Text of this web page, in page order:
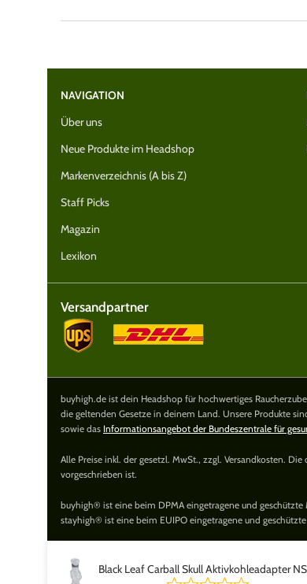
NAVIGATION
Über uns
Neue Produkte im Headshop
Markenverzeichnis (A bis Z)
Staff Picks
Magazin
Lexikon
Versandpartner
buyhigh.de ist dein Headshop für hochwertiges
die geltenden Gesetze in deinem Land. Unsere Produkte
sowie das Informationsangebot der Bundeszentrale für
Alle Preise inkl. der gesetzl. MwSt., zzgl. Versandkosten.
vorgeschrieben ist.
buyhigh® ist eine beim DPMA eingetragene und geschützte
stayhigh® ist eine beim EUIPO eingetragene und geschützte
Black Leaf Carball Skull Aktivkohleadapter